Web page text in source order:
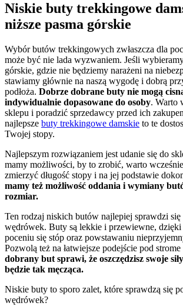
Niskie buty trekkingowe
niższe pasma górskie
Wybór butów trekkingowych zwłaszcza dla
może być nie lada wyzwaniem. Jeśli
górskie, gdzie nie będziemy narażeni na
stawiamy głównie na naszą wygodę i dobrą
podłoża. Dobrze dobrane buty nie mogą
indywidualnie dopasowane do osoby. Warto
sklepu i poradzić sprzedawcy przed ich
najlepsze buty trekkingowe damskie to te
Twojej stopy.
Najlepszym rozwiązaniem jest udanie się do
mamy możliwości, by to zrobić, warto
zmierzyć długość stopy i na jej podstawie
mamy też możliwość oddania i wymiany
rozmiar.
Ten rodzaj niskich butów najlepiej sprawdzi się
wędrówek. Buty są lekkie i przewiewne, dzięki
poceniu się stóp oraz powstawaniu
Pozwolą też na łatwiejsze podejście pod strome
dobrany but sprawi, że oszczędzisz swoje
będzie tak męcząca.
Niskie buty to sporo zalet, które sprawdzą się
wędrówek?